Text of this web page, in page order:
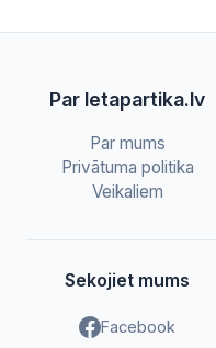
Par letapartika.lv
Par mums
Privātuma politika
Veikaliem
Sekojiet mums
Facebook